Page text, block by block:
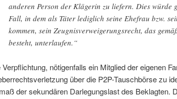
anderen Person der Klägerin zu liefern. Dies würde
Fall, in dem als Täter lediglich seine Ehefrau bzw.
kommen, sein Zeugnisverweigerungsrecht, das
besteht, unterlaufen.“
Verpflichtung, nötigenfalls ein Mitglied der eigenen
über die P2P-Tauschbörse zu
der sekundären Darlegungslast des Beklagten.